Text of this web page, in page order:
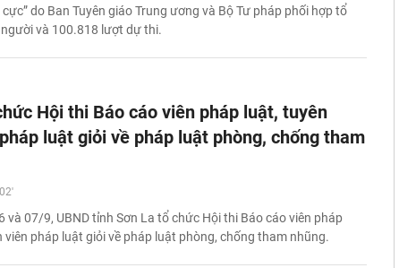
do Ban Tuyên giáo Trung ương và Bộ Tư pháp phối hợp tổ
và 100.818 lượt dự thi.
Hội thi Báo cáo viên pháp luật, tuyên
luật giỏi về pháp luật phòng, chống tham
và 07/9, UBND tỉnh Sơn La tổ chức Hội thi Báo cáo viên pháp
viên pháp luật giỏi về pháp luật phòng, chống tham nhũng.